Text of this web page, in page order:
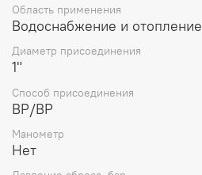
Область применения
Водоснабжение и отопление
Диаметр присоединения
1"
Способ присоединения
ВР/ВР
Манометр
Нет